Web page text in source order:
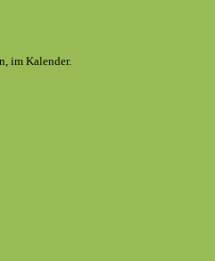
im Kalender.